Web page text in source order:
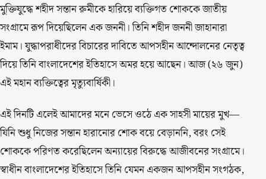
মুক্তিযুদ্ধে শহীদ সন্তান রুমীকে হারিয়ে ব্যক্তিগত শোককে জাতীয়
সংগ্রামে রূপ দিয়েছিলেন এক জননী। তিনি শহীদ জননী জাহানারা
ইমাম। যুদ্ধাপরাধীদের বিচারের দাবিতে আপসহীন আন্দোলনের নেতৃত্ব
দিয়ে তিনি বাংলাদেশের ইতিহাসে অমর হয়ে আছেন। আজ (২৬ জুন)
এই মহান ব্যক্তিত্বের মৃত্যুবার্ষিকী।
এই দিনটি এলেই আমাদের মনে ভেসে ওঠে এক সাহসী মায়ের মুখ—
যিনি শুধু নিজের সন্তান হারানোর শোক বয়ে বেড়াননি, বরং সেই
শোককে পরিণত করেছিলেন অন্যায়ের বিরুদ্ধে আজীবনের সংগ্রামে।
স্বাধীন বাংলাদেশের ইতিহাসে তিনি যেমন একজন আপসহীন সংগঠক,